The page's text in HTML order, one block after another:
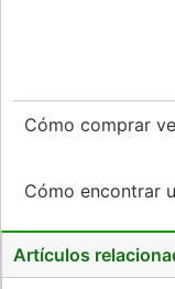
Cómo comprar
Cómo encontrar
Artículos